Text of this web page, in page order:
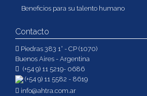
Beneficios para su talento humano
Contacto
Piedras 383 1° - CP (1070)
Buenos Aires - Argentina
(+54 9) 11 5219- 0686
(+54 9) 11 5582 - 8619
info@ahtra.com.ar